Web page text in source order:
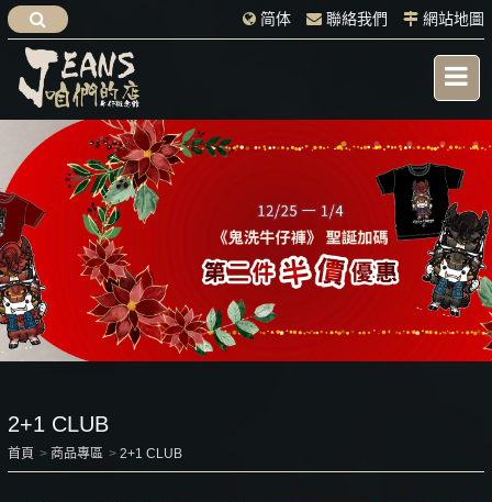
简体 聯絡我們 網站地圖
2+1 CLUB
首頁 商品專區 2+1 CLUB